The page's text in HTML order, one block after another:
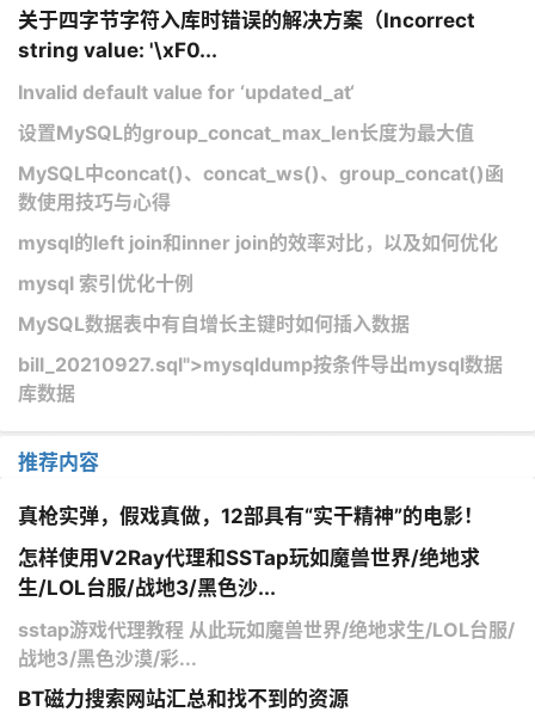
关于四字节字符入库时错误的解决方案（Incorrect
string value: '\xF0...
Invalid default value for ‘updated_at‘
设置MySQL的group_concat_max_len长度为最大值
MySQL中concat()、concat_ws()、group_concat()函
数使用技巧与心得
mysql的left join和inner join的效率对比，以及如何优化
mysql 索引优化十例
MySQL数据表中有自增长主键时如何插入数据
bill_20210927.sql">mysqldump按条件导出mysql数据
库数据
推荐内容
真枪实弹，假戏真做，12部具有“实干精神”的电影！
怎样使用V2Ray代理和SSTap玩如魔兽世界/绝地求
生/LOL台服/战地3/黑色沙...
sstap游戏代理教程 从此玩如魔兽世界/绝地求生/LOL台服/
战地3/黑色沙漠/彩...
BT磁力搜索网站汇总和找不到的资源